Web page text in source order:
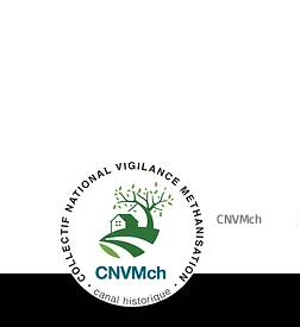
CNVMch